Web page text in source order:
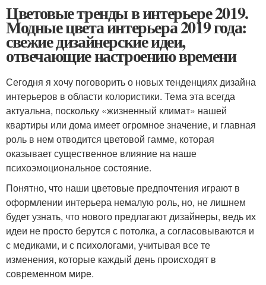
Цветовые тренды в интерьере 2019.
Модные цвета интерьера 2019 года:
свежие дизайнерские идеи,
отвечающие настроению времени
Сегодня я хочу поговорить о новых тенденциях дизайна
интерьеров в области колористики. Тема эта всегда
актуальна, поскольку «жизненный климат» нашей
квартиры или дома имеет огромное значение, и главная
роль в нем отводится цветовой гамме, которая
оказывает существенное влияние на наше
психоэмоциональное состояние.
Понятно, что наши цветовые предпочтения играют в
оформлении интерьера немалую роль, но, не лишнем
будет узнать, что нового предлагают дизайнеры, ведь их
идеи не просто берутся с потолка, а согласовываются и
с медиками, и с психологами, учитывая все те
изменения, которые каждый день происходят в
современном мире.